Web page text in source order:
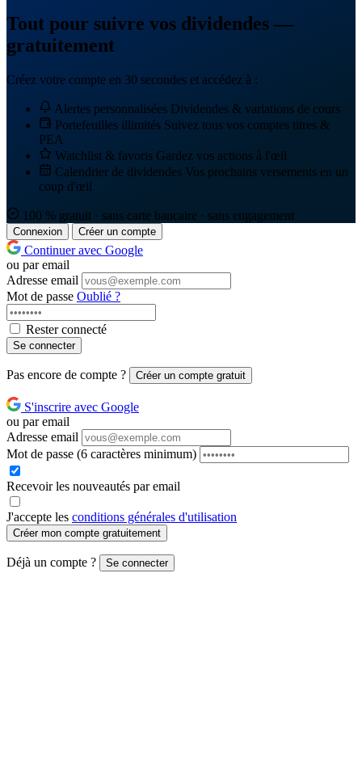
Tout pour suivre vos dividendes —
gratuitement
Créez votre compte en 30 secondes et accédez à :
Alertes personnalisées Dividendes & variations de cours
Portefeuilles illimités Suivez tous vos comptes titres &
PEA
Watchlist & favoris Gardez vos actions à l'œil
Calendrier de dividendes Vos prochains versements en un
coup d'œil
100 % gratuit · sans carte bancaire · sans engagement
Connexion Créer un compte
Continuer avec Google
ou par email
Adresse email
Mot de passe Oublié ?
Rester connecté
Se connecter
Pas encore de compte ? Créer un compte gratuit
S'inscrire avec Google
ou par email
Adresse email
Mot de passe (6 caractères minimum)
Recevoir les nouveautés par email
J'accepte les conditions générales d'utilisation
Créer mon compte gratuitement
Déjà un compte ? Se connecter